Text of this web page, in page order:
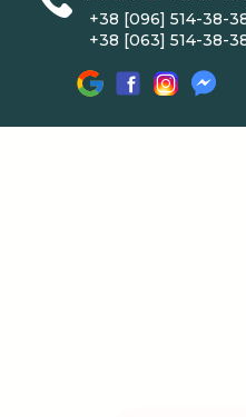
+38 [096] 514-38-
+38 [063] 514-38-